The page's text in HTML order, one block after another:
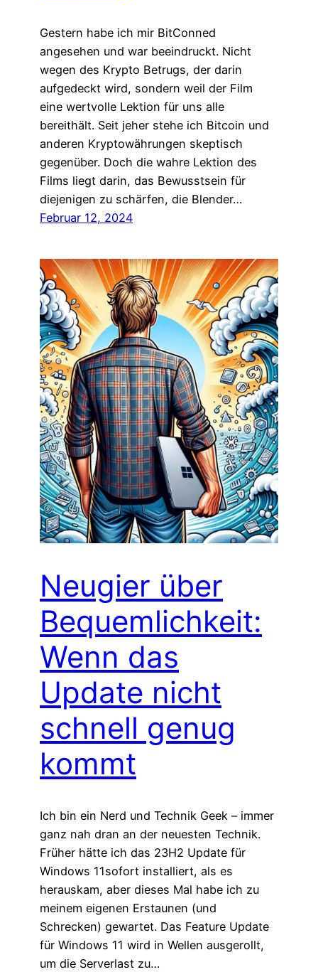
Gestern habe ich mir BitConned
angesehen und war beeindruckt. Nicht
wegen des Krypto Betrugs, der darin
aufgedeckt wird, sondern weil der Film
eine wertvolle Lektion für uns alle
bereithält. Seit jeher stehe ich Bitcoin und
anderen Kryptowährungen skeptisch
gegenüber. Doch die wahre Lektion des
Films liegt darin, das Bewusstsein für
diejenigen zu schärfen, die Blender…
Februar 12, 2024
Neugier über
Bequemlichkeit:
Wenn das
Update nicht
schnell genug
kommt
Ich bin ein Nerd und Technik Geek – immer
ganz nah dran an der neuesten Technik.
Früher hätte ich das 23H2 Update für
Windows 11sofort installiert, als es
herauskam, aber dieses Mal habe ich zu
meinem eigenen Erstaunen (und
Schrecken) gewartet. Das Feature Update
für Windows 11 wird in Wellen ausgerollt,
um die Serverlast zu…